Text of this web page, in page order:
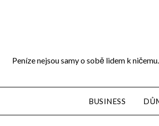
Peníze nejsou samy o sobě lidem k
BUSINESS